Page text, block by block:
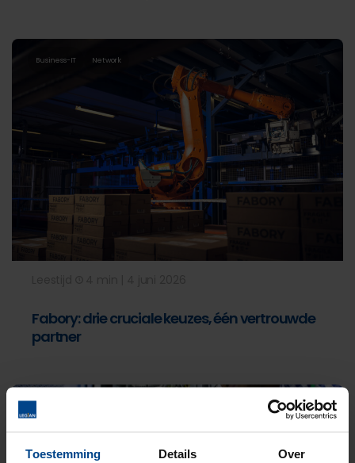
Toestemming Details Over
Business-IT Network
Fabory: drie cruciale keuzes, één vertrouwde
partner